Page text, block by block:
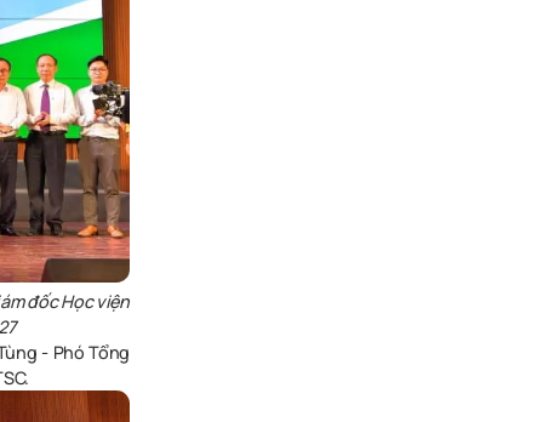
đốc Học viện
- Phó Tổng